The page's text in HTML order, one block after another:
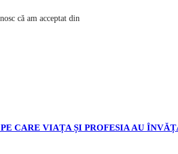
că am acceptat din
CARE VIAȚA ȘI PROFESIA AU